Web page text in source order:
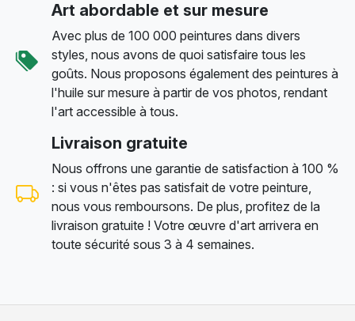
Art abordable et sur mesure
Avec plus de 100 000 peintures dans divers
styles, nous avons de quoi satisfaire tous les
goûts. Nous proposons également des peintures à
l'huile sur mesure à partir de vos photos, rendant
l'art accessible à tous.
Livraison gratuite
Nous offrons une garantie de satisfaction à 100 %
: si vous n'êtes pas satisfait de votre peinture,
nous vous remboursons. De plus, profitez de la
livraison gratuite ! Votre œuvre d'art arrivera en
toute sécurité sous 3 à 4 semaines.